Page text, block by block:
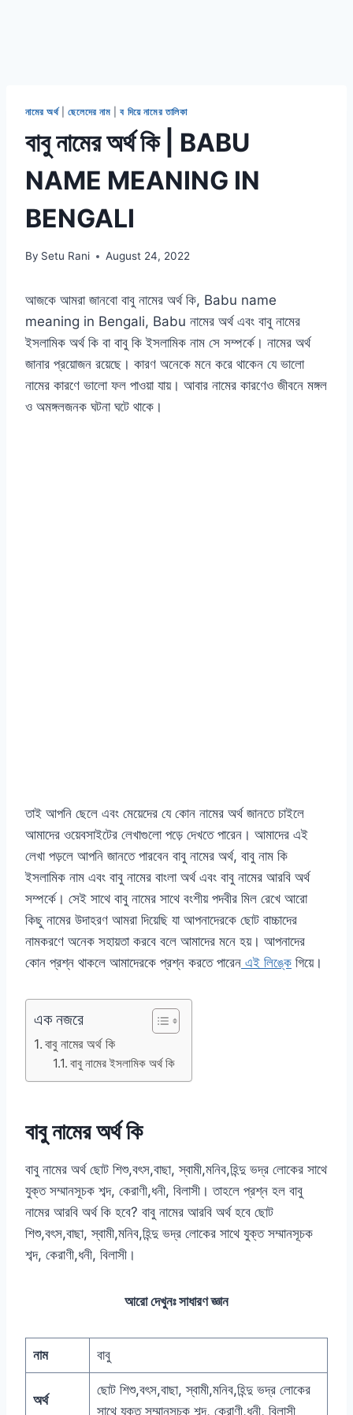
নামের অর্থ|ছেলেদের নাম |ব দিয়ে নামের তালিকা
বাবু নামের অর্থ কি | BABU
NAME MEANING IN
BENGALI
By Setu Rani August 24, 2022
আজকে আমরা জানবো বাবু নামের অর্থ কি, Babu name
meaning in Bengali, Babu নামের অর্থ এবং বাবু নামের
ইসলামিক অর্থ কি বা বাবু কি ইসলামিক নাম সে সম্পর্কে। নামের অর্থ
জানার প্রয়োজন রয়েছে। কারণ অনেকে মনে করে থাকেন যে ভালো
নামের কারণে ভালো ফল পাওয়া যায়। আবার নামের কারণেও জীবনে মঙ্গল
ও অমঙ্গলজনক ঘটনা ঘটে থাকে।
তাই আপনি ছেলে এবং মেয়েদের যে কোন নামের অর্থ জানতে চাইলে
আমাদের ওয়েবসাইটের লেখাগুলো পড়ে দেখতে পারেন। আমাদের এই
লেখা পড়লে আপনি জানতে পারবেন বাবু নামের অর্থ, বাবু নাম কি
ইসলামিক নাম এবং বাবু নামের বাংলা অর্থ এবং বাবু নামের আরবি অর্থ
সম্পর্কে। সেই সাথে বাবু নামের সাথে বংশীয় পদবীর মিল রেখে আরো
কিছু নামের উদাহরণ আমরা দিয়েছি যা আপনাদেরকে ছোট বাচ্চাদের
নামকরণে অনেক সহায়তা করবে বলে আমাদের মনে হয়। আপনাদের
কোন প্রশ্ন থাকলে আমাদেরকে প্রশ্ন করতে পারেন এই লিঙ্কে গিয়ে।
এক নজরে
বাবু নামের অর্থ কি
বাবু নামের ইসলামিক অর্থ কি
বাবু নামের অর্থ কি
বাবু নামের অর্থ ছোট শিশু,বৎস,বাছা, স্বামী,মনিব,হিন্দু ভদ্র লোকের সাথে
যুক্ত সম্মানসূচক শব্দ, কেরাণী,ধনী, বিলাসী। তাহলে প্রশ্ন হল বাবু
নামের আরবি অর্থ কি হবে? বাবু নামের আরবি অর্থ হবে ছোট
শিশু,বৎস,বাছা, স্বামী,মনিব,হিন্দু ভদ্র লোকের সাথে যুক্ত সম্মানসূচক
শব্দ, কেরাণী,ধনী, বিলাসী।
আরো দেখুনঃসাধারণ জ্ঞান
নাম বাবু
অর্থ
ছোট শিশু,বৎস,বাছা, স্বামী,মনিব,হিন্দু ভদ্র লোকের
সাথে যুক্ত সম্মানসূচক শব্দ, কেরাণী,ধনী, বিলাসী